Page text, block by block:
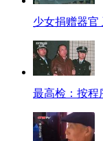
少女捐赠器官
最高检：按程